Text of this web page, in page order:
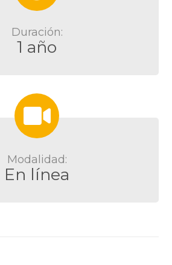
Duración:
1 año
Modalidad:
En línea